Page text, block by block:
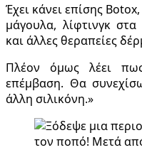
Έχει κάνει επίσης
μάγουλα, λίφτινγκ
και άλλες θεραπείες
Πλέον όμως λέει
επέμβαση. Θα
άλλη σιλικόνη.»